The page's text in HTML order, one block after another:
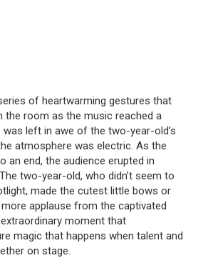
of heartwarming gestures that
the room as the music reached a
was left in awe of the two-year-old’s
atmosphere was electric. As the
an end, the audience erupted in
The two-year-old, who didn’t seem to
made the cutest little bows or
applause from the captivated
moment that
magic that happens when talent and
on stage.